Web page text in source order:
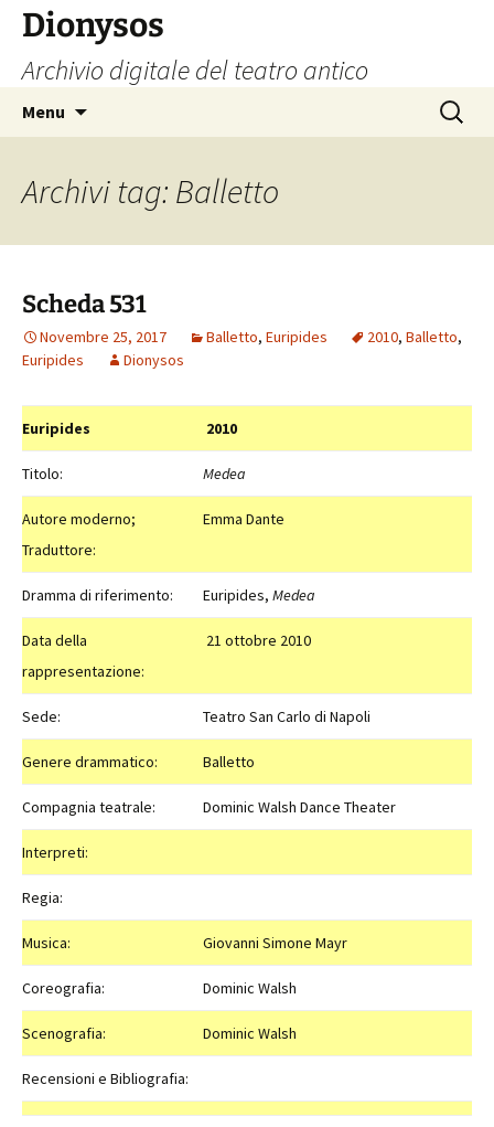
contenuto
Dionysos
Archivio digitale del teatro antico
Menu
Ricerca
per:
Archivi tag: Balletto
Scheda 531
Novembre 25, 2017 Balletto, Euripides 2010, Balletto,
Euripides
Dionysos
Euripides 2010
Titolo: Medea
Autore moderno;
Traduttore:
Emma Dante
Dramma di riferimento: Euripides, Medea
Data della
rappresentazione:
21 ottobre 2010
Sede: Teatro San Carlo di Napoli
Genere drammatico: Balletto
Compagnia teatrale: Dominic Walsh Dance Theater
Interpreti:
Regia:
Musica: Giovanni Simone Mayr
Coreografia: Dominic Walsh
Scenografia: Dominic Walsh
Recensioni e Bibliografia: